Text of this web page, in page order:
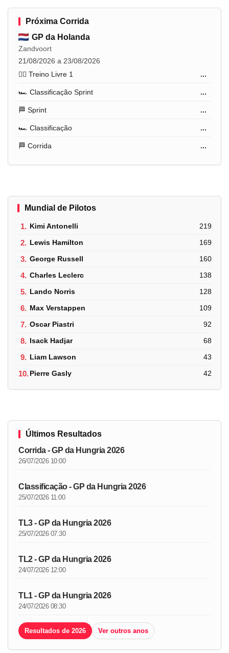
Próxima Corrida
GP da Holanda
Zandvoort
21/08/2026 a 23/08/2026
🏋️‍♂️ Treino Livre 1
...
🏎️ Classificação Sprint ...
🏁 Sprint ...
🏎️ Classificação ...
🏁 Corrida ...
Mundial de Pilotos
1. Kimi Antonelli 219
2. Lewis Hamilton 169
3. George Russell 160
4. Charles Leclerc 138
5. Lando Norris 128
6. Max Verstappen 109
7. Oscar Piastri 92
8. Isack Hadjar 68
9. Liam Lawson 43
10.Pierre Gasly 42
Últimos Resultados
Corrida - GP da Hungria 2026
26/07/2026 10:00
Classificação - GP da Hungria 2026
25/07/2026 11:00
TL3 - GP da Hungria 2026
25/07/2026 07:30
TL2 - GP da Hungria 2026
24/07/2026 12:00
TL1 - GP da Hungria 2026
24/07/2026 08:30
Resultados de 2026 Ver outros anos